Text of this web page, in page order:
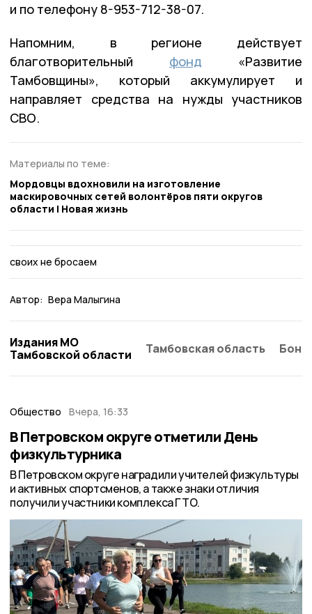
и по телефону 8-953-712-38-07.
Напомним, в регионе действует
благотворительный фонд «Развитие
Тамбовщины», который аккумулирует и
направляет средства на нужды участников
СВО.
Материалы по теме:
Мордовцы вдохновили на изготовление
маскировочных сетей волонтёров пяти округов
области | Новая жизнь
своих не бросаем
Автор: Вера Малыгина
Издания МО
Тамбовской области
Тамбовская область
Общество Вчера, 16:33
В Петровском округе отметили День
физкультурника
В Петровском округе наградили учителей физкультуры
и активных спортсменов, а также знаки отличия
получили участники комплекса ГТО.